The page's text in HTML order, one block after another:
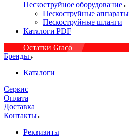
Пескоструйное оборудование
Пескоструйные аппараты
Пескоструйные шланги
Каталоги PDF
Остатки Graco
Бренды
Каталоги
Сервис
Оплата
Доставка
Контакты
Реквизиты